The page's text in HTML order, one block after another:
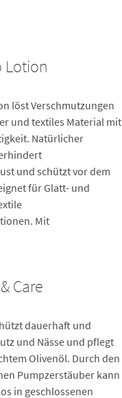
Lotion
löst Verschmutzungen
und textiles Material mit
Natürlicher
und schützt vor dem
für Glatt- und
Mit
Care
dauerhaft und
und Nässe und pflegt
Olivenöl. Durch den
Pumpzerstäuber kann
in geschlossenen